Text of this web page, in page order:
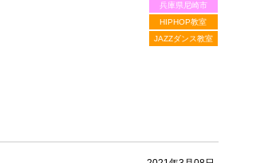
兵庫県尼崎市
HIPHOP教室
JAZZダンス教室